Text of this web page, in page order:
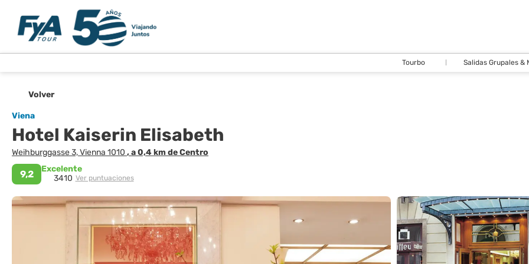
Tourbo Salidas Grupales &
Volver
Viena
Hotel Kaiserin Elisabeth
Weihburggasse 3, Vienna 1010 , a 0,4 km de Centro
9,2
Excelente
3410 Ver puntuaciones